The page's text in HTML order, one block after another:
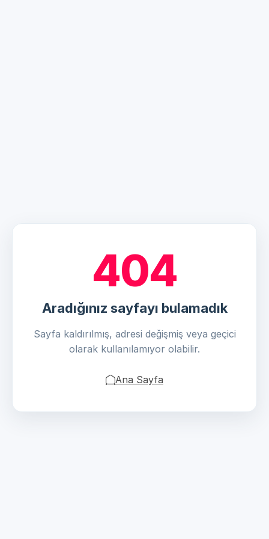
404
Aradığınız sayfayı bulamadık
Sayfa kaldırılmış, adresi değişmiş veya geçici
olarak kullanılamıyor olabilir.
Ana Sayfa